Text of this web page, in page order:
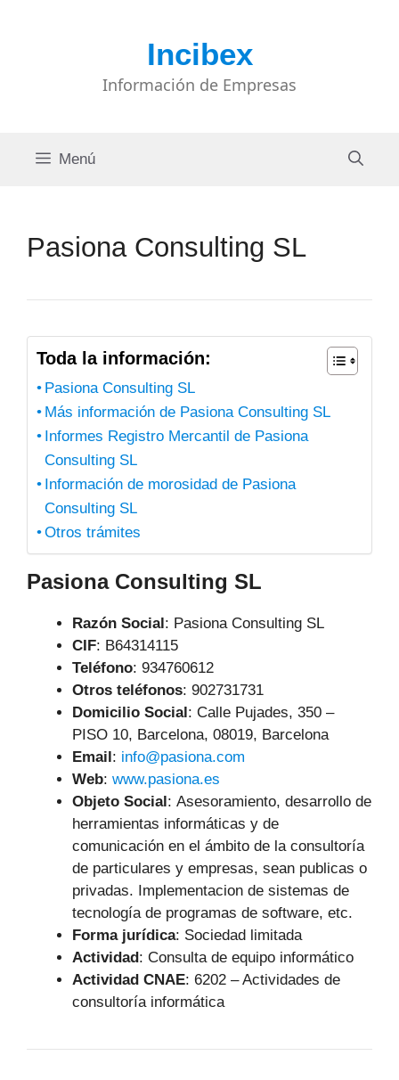
Incibex
Información de Empresas
Menú
Pasiona Consulting SL
Toda la información:
Pasiona Consulting SL
Más información de Pasiona Consulting SL
Informes Registro Mercantil de Pasiona
Consulting SL
Información de morosidad de Pasiona
Consulting SL
Otros trámites
Pasiona Consulting SL
Razón Social: Pasiona Consulting SL
CIF: B64314115
Teléfono: 934760612
Otros teléfonos: 902731731
Domicilio Social: Calle Pujades, 350 –
PISO 10, Barcelona, 08019, Barcelona
Email: info@pasiona.com
Web: www.pasiona.es
Objeto Social: Asesoramiento, desarrollo de
herramientas informáticas y de
comunicación en el ámbito de la consultoría
de particulares y empresas, sean publicas o
privadas. Implementacion de sistemas de
tecnología de programas de software, etc.
Forma jurídica: Sociedad limitada
Actividad: Consulta de equipo informático
Actividad CNAE: 6202 – Actividades de
consultoría informática